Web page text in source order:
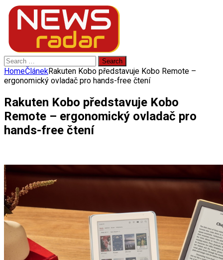
Search
for:
HomeČlánekRakuten Kobo představuje Kobo Remote –
ergonomický ovladač pro hands-free čtení
Rakuten Kobo představuje Kobo
Remote – ergonomický ovladač pro
hands-free čtení